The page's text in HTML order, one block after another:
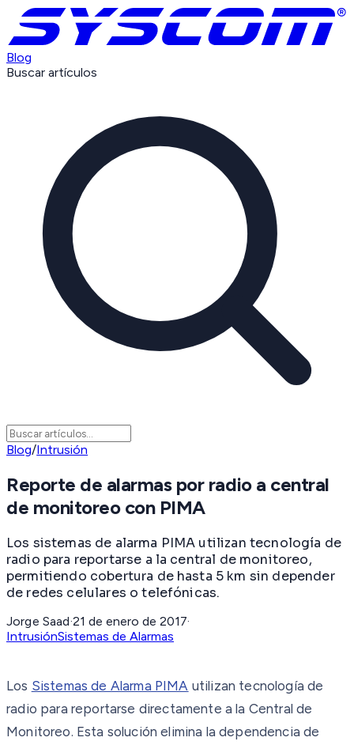
Blog
Buscar artículos
Blog/Intrusión
Reporte de alarmas por radio a central
de monitoreo con PIMA
Los sistemas de alarma PIMA utilizan tecnología de
radio para reportarse a la central de monitoreo,
permitiendo cobertura de hasta 5 km sin depender
de redes celulares o telefónicas.
Jorge Saad·21 de enero de 2017·
IntrusiónSistemas de Alarmas
Los Sistemas de Alarma PIMA utilizan tecnología de
radio para reportarse directamente a la Central de
Monitoreo. Esta solución elimina la dependencia de